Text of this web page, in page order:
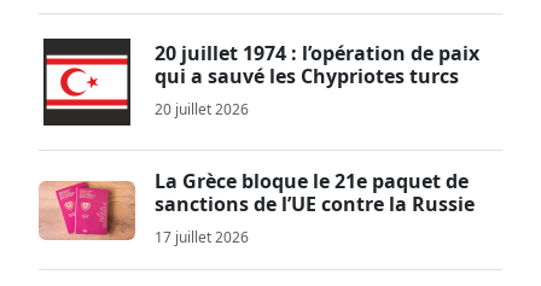
20 juillet 1974 : l’opération de paix
qui a sauvé les Chypriotes turcs
20 juillet 2026
La Grèce bloque le 21e paquet de
sanctions de l’UE contre la Russie
17 juillet 2026